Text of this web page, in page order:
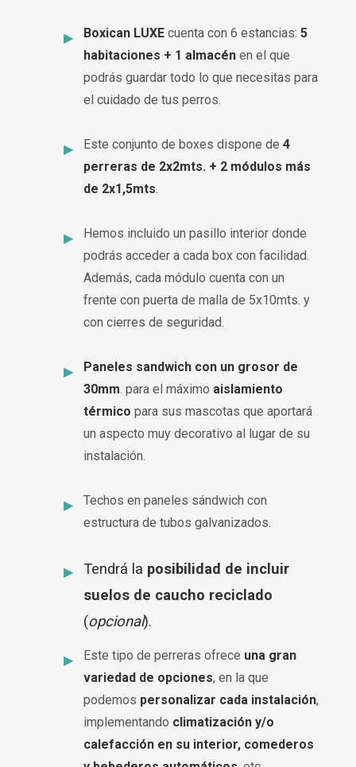
Boxican LUXE cuenta con 6 estancias: 5
habitaciones + 1 almacén en el que
podrás guardar todo lo que necesitas para
el cuidado de tus perros.
Este conjunto de boxes dispone de 4
perreras de 2x2mts. + 2 módulos más
de 2x1,5mts.
Hemos incluido un pasillo interior donde
podrás acceder a cada box con facilidad.
Además, cada módulo cuenta con un
frente con puerta de malla de 5x10mts. y
con cierres de seguridad.
Paneles sandwich con un grosor de
30mm. para el máximo aislamiento
térmico para sus mascotas que aportará
un aspecto muy decorativo al lugar de su
instalación.
Techos en paneles sándwich con
estructura de tubos galvanizados.
Tendrá la posibilidad de incluir
suelos de caucho reciclado
(opcional).
Este tipo de perreras ofrece una gran
variedad de opciones, en la que
podemos personalizar cada instalación,
implementando climatización y/o
calefacción en su interior, comederos